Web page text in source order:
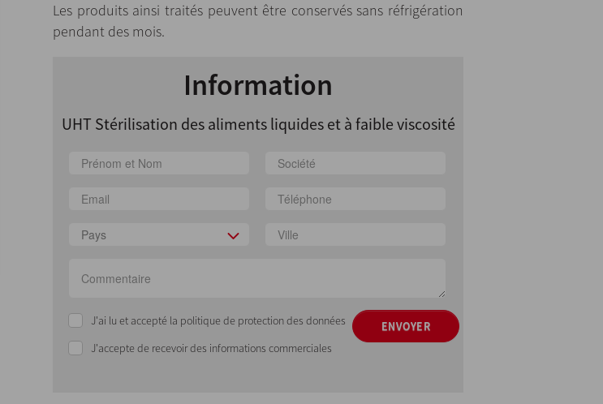
Les produits ainsi traités peuvent être conservés sans réfrigération
pendant des mois.
Information
UHT Stérilisation des aliments liquides et à faible viscosité
Pays
J'ai lu et accepté la politique de protection des données
J'accepte de recevoir des informations commerciales
ENVOYER